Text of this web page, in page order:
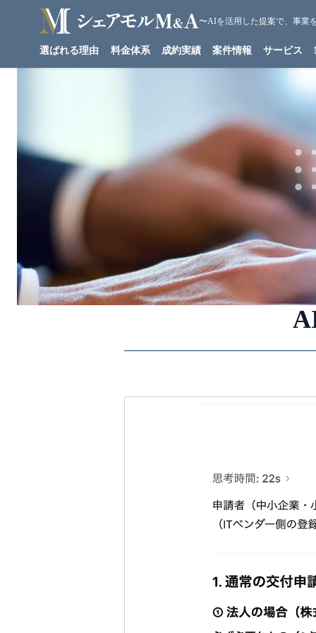
シェアモルM&A
〜AIを活用した提案で、事業
選ばれる理由 料金体系 成約実績 案件情報 サービス